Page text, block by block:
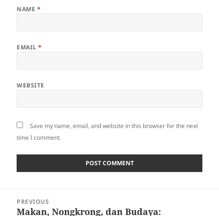
NAME *
EMAIL*
WEBSITE
Save my name, email, and website in this browser for the next
time I comment.
navigation
PREVIOUS
Previous
Makan, Nongkrong, dan Budaya: